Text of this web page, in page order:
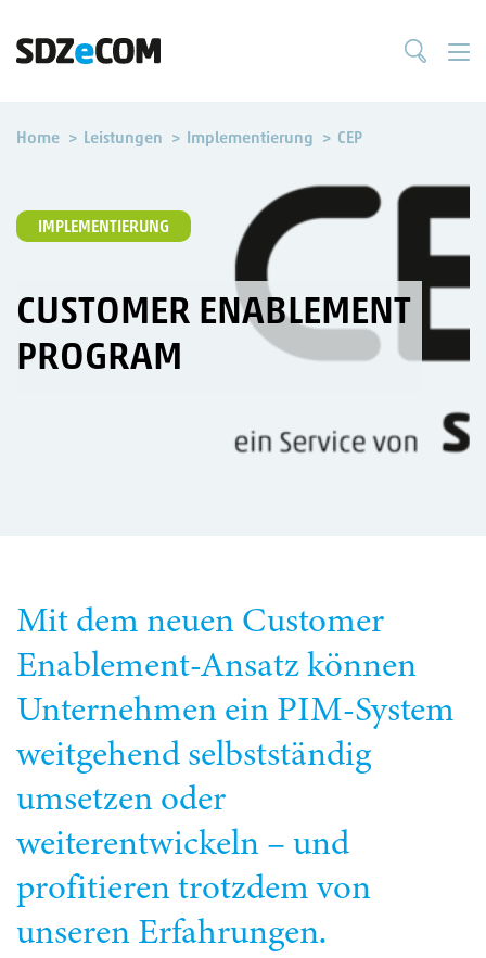
Home Leistungen Implementierung CEP
IMPLEMENTIERUNG
CUSTOMER ENABLEMENT
PROGRAM
Mit dem neuen Customer
Enablement-Ansatz können
Unternehmen ein PIM-System
weitgehend selbstständig
umsetzen oder
weiterentwickeln – und
profitieren trotzdem von
unseren Erfahrungen.